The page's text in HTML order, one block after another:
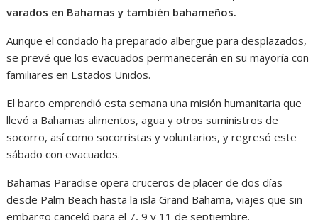
varados en Bahamas y también bahameños.
Aunque el condado ha preparado albergue para desplazados,
se prevé que los evacuados permanecerán en su mayoría con
familiares en Estados Unidos.
El barco emprendió esta semana una misión humanitaria que
llevó a Bahamas alimentos, agua y otros suministros de
socorro, así como socorristas y voluntarios, y regresó este
sábado con evacuados.
Bahamas Paradise opera cruceros de placer de dos días
desde Palm Beach hasta la isla Grand Bahama, viajes que sin
embargo canceló para el 7, 9 y 11 de septiembre.